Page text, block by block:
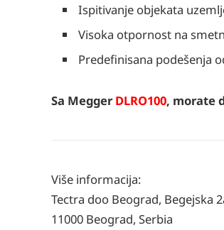
Ispitivanje objekata
Visoka otpornost na
Predefinisana podešenja
Sa MeggerDLRO100, morate
Više informacija:
Tectra doo Beograd, Begejska
11000 Beograd, Serbia